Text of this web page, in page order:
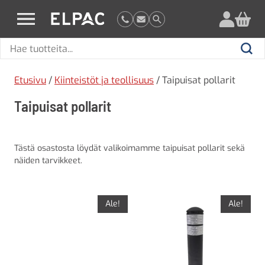
elpac.fi
Hae
Hae
Etusivu / Kiinteistöt ja teollisuus / Taipuisat pollarit
Taipuisat pollarit
Tästä osastosta löydät valikoimamme taipuisat pollarit sekä
näiden tarvikkeet.
Ale! Ale!